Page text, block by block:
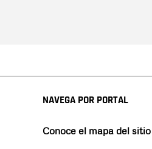
NAVEGA POR PORTAL
Conoce el mapa del sitio